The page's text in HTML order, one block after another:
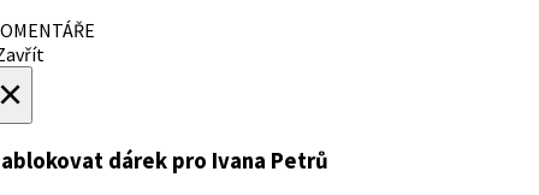
dárek pro Ivana Petrů